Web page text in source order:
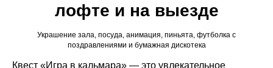
лофте и на выезде
Украшение зала, посуда, анимация, пиньята, футболка с
поздравлениями и бумажная дискотека
Квест «Игра в кальмара» — это увлекательное